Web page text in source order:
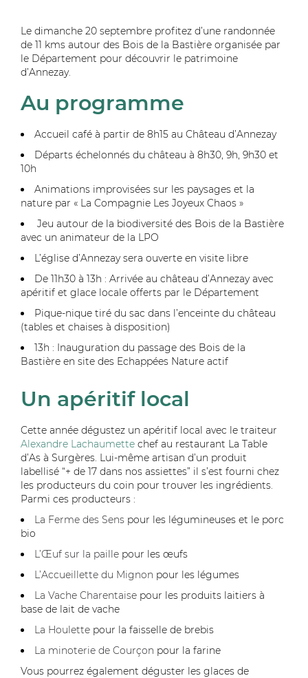
Le dimanche 20 septembre profitez d’une randonnée
de 11 kms autour des Bois de la Bastière organisée par
le Département pour découvrir le patrimoine
d’Annezay.
Au programme
Accueil café à partir de 8h15 au Château d’Annezay
Départs échelonnés du château à 8h30, 9h, 9h30 et
10h
Animations improvisées sur les paysages et la
nature par « La Compagnie Les Joyeux Chaos »
Jeu autour de la biodiversité des Bois de la Bastière
avec un animateur de la LPO
L’église d’Annezay sera ouverte en visite libre
De 11h30 à 13h : Arrivée au château d’Annezay avec
apéritif et glace locale offerts par le Département
Pique-nique tiré du sac dans l’enceinte du château
(tables et chaises à disposition)
13h : Inauguration du passage des Bois de la
Bastière en site des Echappées Nature actif
Un apéritif local
Cette année dégustez un apéritif local avec le traiteur
Alexandre Lachaumette chef au restaurant La Table
d’As à Surgères. Lui-même artisan d’un produit
labellisé “+ de 17 dans nos assiettes” il s’est fourni chez
les producteurs du coin pour trouver les ingrédients.
Parmi ces producteurs :
La Ferme des Sens pour les légumineuses et le porc
bio
L’Œuf sur la paille pour les œufs
L’Accueillette du Mignon pour les légumes
La Vache Charentaise pour les produits laitiers à
base de lait de vache
La Houlette pour la faisselle de brebis
La minoterie de Courçon pour la farine
Vous pourrez également déguster les glaces de